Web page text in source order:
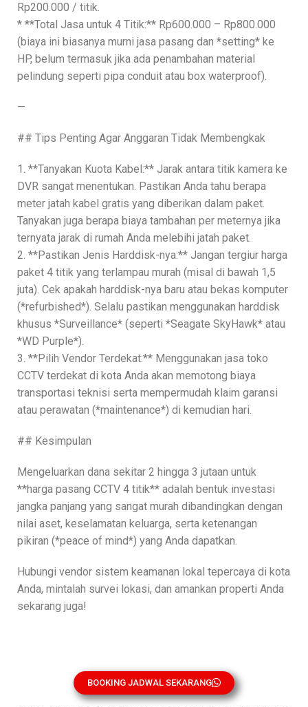
Rp200.000 / titik.
* **Total Jasa untuk 4 Titik:** Rp600.000 – Rp800.000
(biaya ini biasanya murni jasa pasang dan *setting* ke
HP, belum termasuk jika ada penambahan material
pelindung seperti pipa conduit atau box waterproof).
—
## Tips Penting Agar Anggaran Tidak Membengkak
1. **Tanyakan Kuota Kabel:** Jarak antara titik kamera ke
DVR sangat menentukan. Pastikan Anda tahu berapa
meter jatah kabel gratis yang diberikan dalam paket.
Tanyakan juga berapa biaya tambahan per meternya jika
ternyata jarak di rumah Anda melebihi jatah paket.
2. **Pastikan Jenis Harddisk-nya:** Jangan tergiur harga
paket 4 titik yang terlampau murah (misal di bawah 1,5
juta). Cek apakah harddisk-nya baru atau bekas komputer
(*refurbished*). Selalu pastikan menggunakan harddisk
khusus *Surveillance* (seperti *Seagate SkyHawk* atau
*WD Purple*).
3. **Pilih Vendor Terdekat:** Menggunakan jasa toko
CCTV terdekat di kota Anda akan memotong biaya
transportasi teknisi serta mempermudah klaim garansi
atau perawatan (*maintenance*) di kemudian hari.
## Kesimpulan
Mengeluarkan dana sekitar 2 hingga 3 jutaan untuk
**harga pasang CCTV 4 titik** adalah bentuk investasi
jangka panjang yang sangat murah dibandingkan dengan
nilai aset, keselamatan keluarga, serta ketenangan
pikiran (*peace of mind*) yang Anda dapatkan.
Hubungi vendor sistem keamanan lokal tepercaya di kota
Anda, mintalah survei lokasi, dan amankan properti Anda
sekarang juga!
BOOKING JADWAL SEKARANG